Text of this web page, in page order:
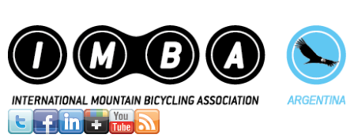
al
contenido
principal
I